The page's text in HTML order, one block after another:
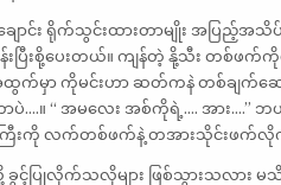
ာင်း ရိုက်သွင်းထားတာမျိုး အပြည့်အသိ
ပြီးစို့ပေးတယ်။ ကျန်တဲ့ နို့သီး တစ်ဖက်
အထွက်မှာ ကိုမင်းဟာ ဆတ်ကနဲ တစ်ချ
….။ “ အမလေး အစ်ကိုရဲ့…. အား….” ဘ
င်ကြီးကို လက်တစ်ဖက်နဲ့ တအားသိုင်းဖက်
ပြုလိုက်သလိုများ ဖြစ်သွားသလား မသိ